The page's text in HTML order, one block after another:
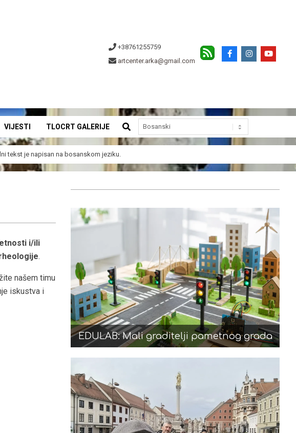
+38761255759
artcenter.arka@gmail.com
VIJESTI TLOCRT GALERIJE SEARCH
tekst je napisan na bosanskom jeziku.
i/ili
.
našem timu
iskustva i
EDULAB: Mali graditelji pametnog grada